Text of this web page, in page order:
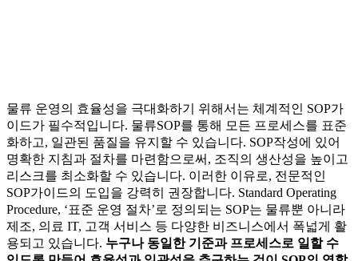
물류 운영의 효율성을 극대화하기 위해서는 체계적인 SOP가
이드가 필수적입니다. 물류SOP를 통해 모든 프로세스를 표준
화하고, 일관된 품질을 유지할 수 있습니다. SOP작성에 있어
명확한 지침과 절차를 마련함으로써, 조직의 생산성을 높이고
리스크를 최소화할 수 있습니다. 이러한 이유로, 전문적인
SOP가이드의 도입을 강력히 권장합니다. Standard Operating
Procedure, ‘표준 운영 절차’로 정의되는 SOP는 물류뿐 아니라
제조, 의료 IT, 고객 서비스 등 다양한 비즈니스에서 폭넓게 활
용되고 있습니다. 누구나 동일한 기준과 프로세스로 일할 수